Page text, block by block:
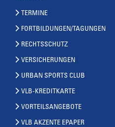
TERMINE
FORTBILDUNGEN/TAGUNGEN
RECHTSSCHUTZ
VERSICHERUNGEN
URBAN SPORTS CLUB
VLB-KREDITKARTE
VORTEILSANGEBOTE
VLB AKZENTE EPAPER